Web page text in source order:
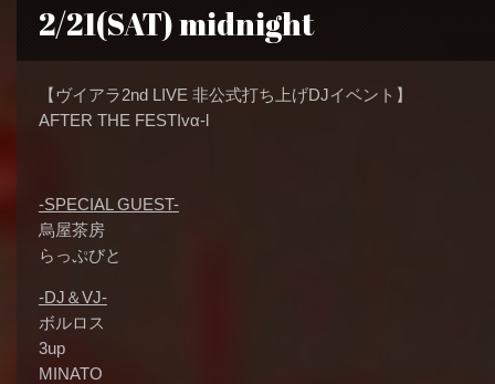
2/21(SAT) midnight
【ヴイアラ2nd LIVE 非公式打ち上げDJイベント】
AFTER THE FESTIvα-l
-SPECIAL GUEST-
烏屋茶房
らっぷびと
-DJ＆VJ-
ボルロス
3up
MINATO